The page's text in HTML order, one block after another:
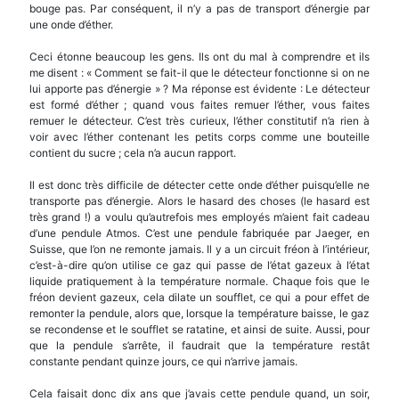
bouge pas. Par conséquent, il n’y a pas de transport d’énergie par
une onde d’éther.
Ceci étonne beaucoup les gens. Ils ont du mal à comprendre et ils
me disent : « Comment se fait-il que le détecteur fonctionne si on ne
lui apporte pas d’énergie » ? Ma réponse est évidente : Le détecteur
est formé d’éther ; quand vous faites remuer l’éther, vous faites
remuer le détecteur. C’est très curieux, l’éther constitutif n’a rien à
voir avec l’éther contenant les petits corps comme une bouteille
contient du sucre ; cela n’a aucun rapport.
Il est donc très difficile de détecter cette onde d’éther puisqu’elle ne
transporte pas d’énergie. Alors le hasard des choses (le hasard est
très grand !) a voulu qu’autrefois mes employés m’aient fait cadeau
d’une pendule Atmos. C’est une pendule fabriquée par Jaeger, en
Suisse, que l’on ne remonte jamais. Il y a un circuit fréon à l’intérieur,
c’est-à-dire qu’on utilise ce gaz qui passe de l’état gazeux à l’état
liquide pratiquement à la température normale. Chaque fois que le
fréon devient gazeux, cela dilate un soufflet, ce qui a pour effet de
remonter la pendule, alors que, lorsque la température baisse, le gaz
se recondense et le soufflet se ratatine, et ainsi de suite. Aussi, pour
que la pendule s’arrête, il faudrait que la température restât
constante pendant quinze jours, ce qui n’arrive jamais.
Cela faisait donc dix ans que j’avais cette pendule quand, un soir,